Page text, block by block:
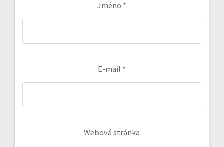
Jméno *
E-mail *
Webová stránka